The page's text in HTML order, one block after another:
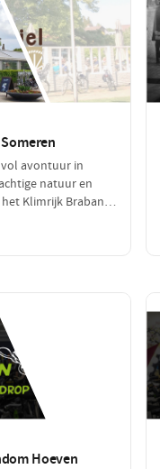
vol avontuur in
natuur en
Klimrijk Brabant.
opgeladen
Hoeven